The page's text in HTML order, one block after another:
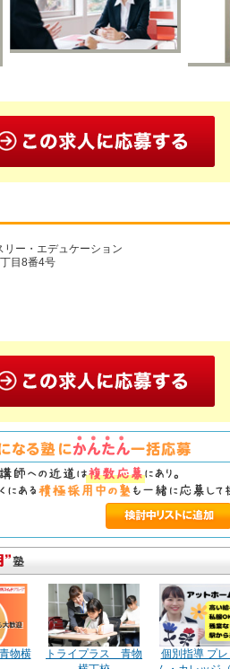
リー・エデュケーション
目8番4号
物横
トライプラス 青物
個別指導 プレ